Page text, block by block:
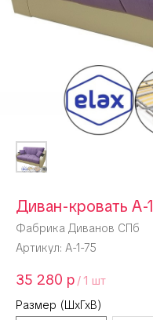
Диван-кровать А-1
Фабрика Диванов СПб
Артикул: А-1-75
35 280 р / 1 шт
Размер (ШхГхВ)